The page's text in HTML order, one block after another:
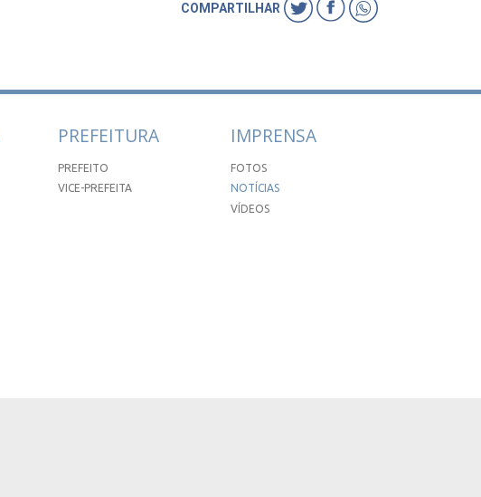
COMPARTILHAR
PREFEITURA
PREFEITO
VICE-PREFEITA
IMPRENSA
FOTOS
NOTÍCIAS
VÍDEOS